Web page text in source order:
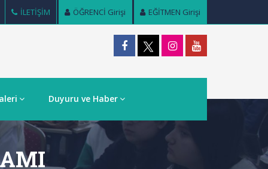
İLETİŞİM ÖĞRENCİ Girişi EĞİTMEN Girişi
Duyuru ve Haber